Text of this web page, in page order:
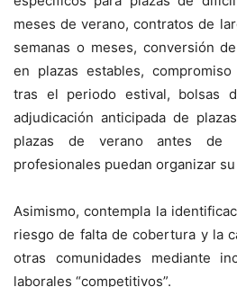
meses de verano, contratos de
semanas o meses, conversión
en plazas estables,
tras el periodo estival, bolsas
adjudicación anticipada de
plazas de verano antes de
profesionales puedan organizar
Asimismo, contempla la
riesgo de falta de cobertura y la
otras comunidades mediante
laborales “competitivos”.